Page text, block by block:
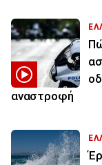
αναστροφή